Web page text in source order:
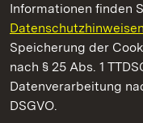
Informationen finden
Speicherung der
nach § 25 Abs. 1
Datenverarbeitung
DSGVO.
Schloss Bruchsal
Staatliche Schlösser
Kontakt